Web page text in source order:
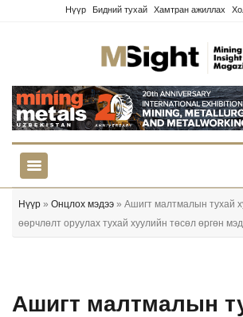
Нүүр Бидний тухай Хамтран ажиллах
Нүүр » Онцлох мэдээ » Ашигт малтмалын тухай
өөрчлөлт оруулах тухай хуулийн төсөл өргөн
Ашигт малтмалын